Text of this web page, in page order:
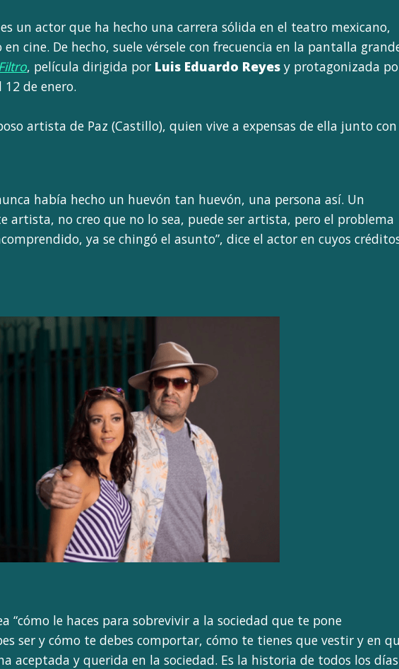
un actor que ha hecho una carrera sólida en el teatro mexicano,
cine. De hecho, suele vérsele con frecuencia en la pantalla
, película dirigida por Luis Eduardo Reyes y protagonizada
de enero.
artista de Paz (Castillo), quien vive a expensas de ella junto con
había hecho un huevón tan huevón, una persona así. Un
artista, no creo que no lo sea, puede ser artista, pero el problema
ya se chingó el asunto”, dice el actor en cuyos
“cómo le haces para sobrevivir a la sociedad que te pone
ser y cómo te debes comportar, cómo te tienes que vestir y en
aceptada y querida en la sociedad. Es la historia de todos los